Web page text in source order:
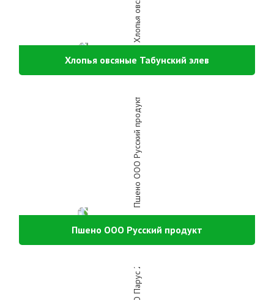
Хлопья овсяные Табунский элев
Пшено ООО Русский продукт